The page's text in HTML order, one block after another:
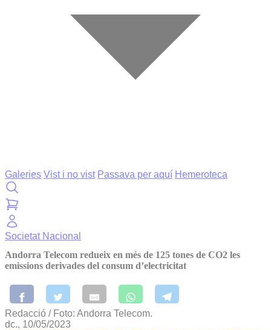
Galeries Vist i no vist Passava per aquí Hemeroteca
Societat Nacional
Andorra Telecom redueix en més de 125 tones de CO2 les
emissions derivades del consum d’electricitat
Redacció / Foto: Andorra Telecom.
dc., 10/05/2023